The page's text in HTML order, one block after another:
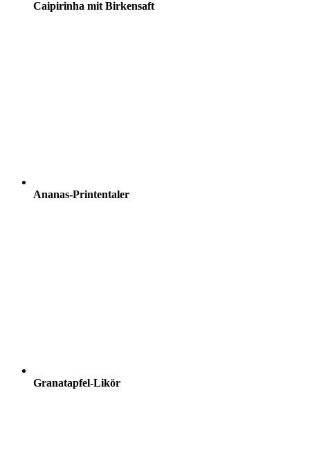
Caipirinha mit Birkensaft
Ananas-Printentaler
Granatapfel-Likör